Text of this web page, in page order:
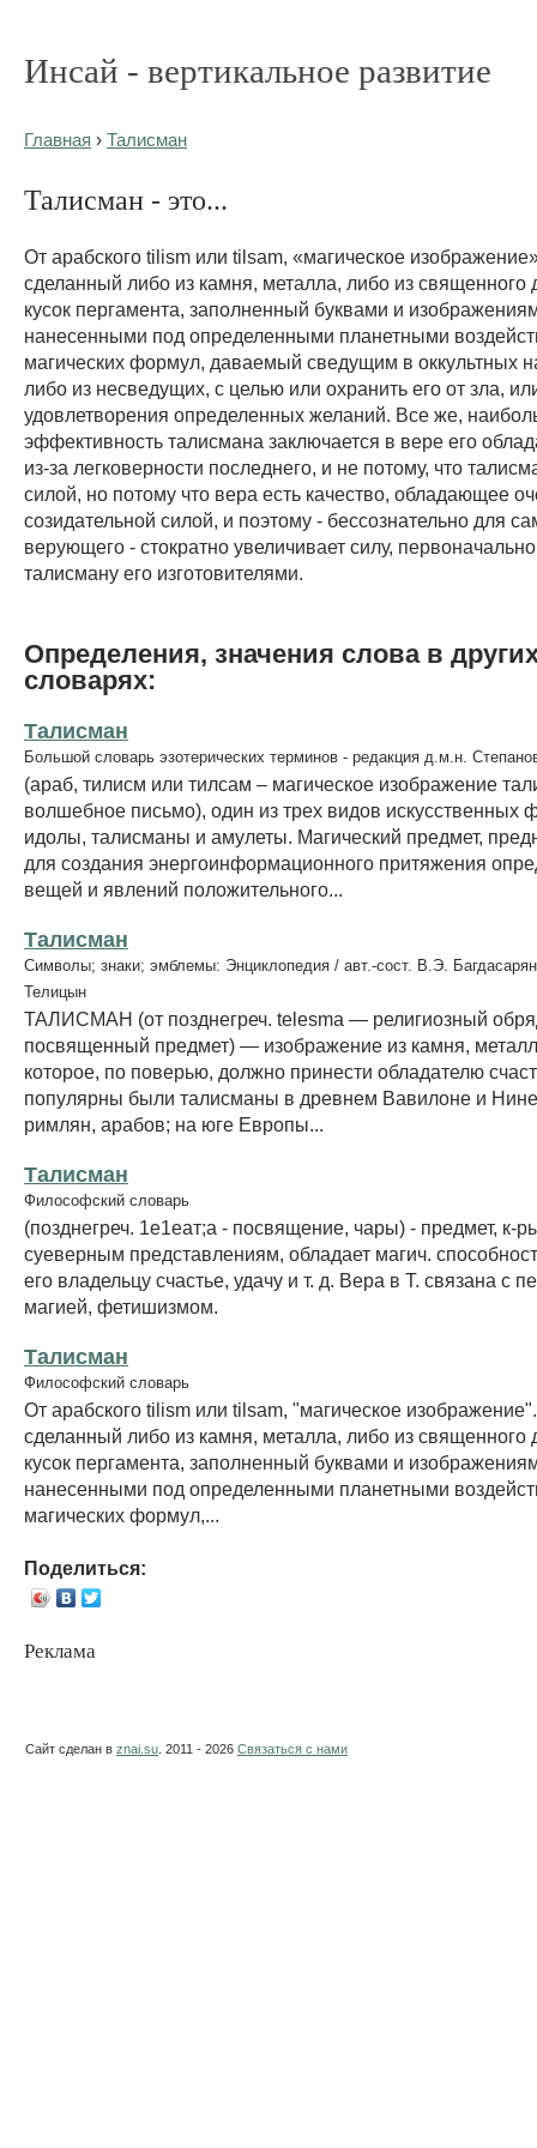
Инсай - вертикальное развитие
Главная › Талисман
Талисман - это...
От арабского tilism или tilsam, «магическое
сделанный либо из камня, металла, либо из священного
кусок пергамента, заполненный буквами и
нанесенными под определенными планетными
магических формул, даваемый сведущим в оккультных
либо из несведущих, с целью или охранить его от зла,
удовлетворения определенных желаний. Все же,
эффективность талисмана заключается в вере его
из-за легковерности последнего, и не потому, что
силой, но потому что вера есть качество, обладающее
созидательной силой, и поэтому - бессознательно для
верующего - стократно увеличивает силу,
талисману его изготовителями.
Определения, значения слова в
словарях:
Талисман
Большой словарь эзотерических терминов - редакция д.м.н.
(араб, тилисм или тилсам – магическое изображение
волшебное письмо), один из трех видов искусственных
идолы, талисманы и амулеты. Магический предмет,
для создания энергоинформационного притяжения
вещей и явлений положительного...
Талисман
Символы; знаки; эмблемы: Энциклопедия / авт.-сост. В.Э.
Телицын
ТАЛИСМАН (от позднегреч. telesma — религиозный
посвященный предмет) — изображение из камня,
которое, по поверью, должно принести обладателю
популярны были талисманы в древнем Вавилоне и
римлян, арабов; на юге Европы...
Талисман
Философский словарь
(позднегреч. 1е1еат;а - посвящение, чары) - предмет, к-
суеверным представлениям, обладает магич.
его владельцу счастье, удачу и т. д. Вера в Т. связана с
магией, фетишизмом.
Талисман
Философский словарь
От арабского tilism или tilsam, "магическое
сделанный либо из камня, металла, либо из священного
кусок пергамента, заполненный буквами и
нанесенными под определенными планетными
магических формул,...
Поделиться:
Реклама
Сайт сделан в znai.su . 2011 - 2026 Связаться с нами